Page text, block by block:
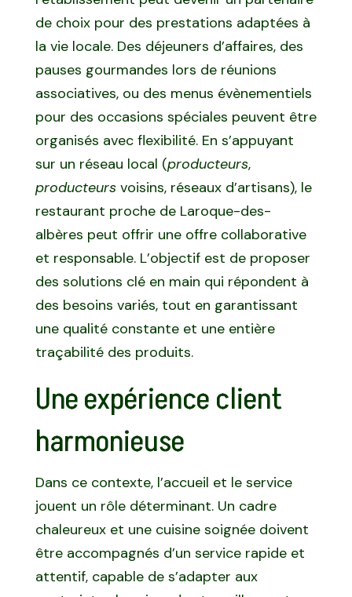
de choix pour des prestations adaptées à
la vie locale. Des déjeuners d’affaires, des
pauses gourmandes lors de réunions
associatives, ou des menus évènementiels
pour des occasions spéciales peuvent être
organisés avec flexibilité. En s’appuyant
sur un réseau local (producteurs,
producteursvoisins, réseaux d’artisans), le
restaurant proche de Laroque-des-
albères peut offrir une offre collaborative
et responsable. L’objectif est de proposer
des solutions clé en main qui répondent à
des besoins variés, tout en garantissant
une qualité constante et une entière
traçabilité des produits.
Une expérience client
harmonieuse
Dans ce contexte, l’accueil et le service
jouent un rôle déterminant. Un cadre
chaleureux et une cuisine soignée doivent
être accompagnés d’un service rapide et
attentif, capable de s’adapter aux